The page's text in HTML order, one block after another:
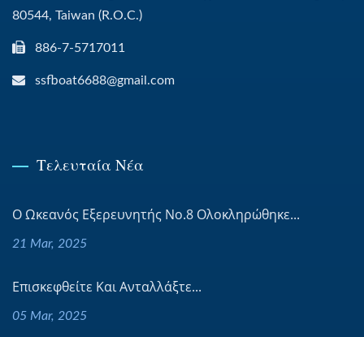
80544, Taiwan (R.O.C.)
886-7-5717011
ssfboat6688@gmail.com
Τελευταία Νέα
Ο Ωκεανός Εξερευνητής Νο.8 Ολοκληρώθηκε...
21 Mar, 2025
Επισκεφθείτε Και Ανταλλάξτε...
05 Mar, 2025